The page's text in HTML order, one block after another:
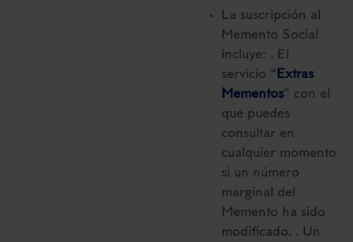
La suscripción al
Memento Social
incluye: . El
servicio “Extras
Mementos” con el
que puedes
consultar en
cualquier momento
si un número
marginal del
Memento ha sido
modificado. . Un